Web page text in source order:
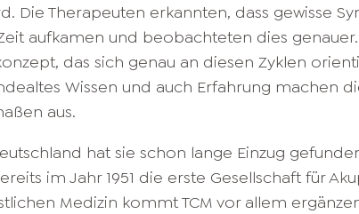
Die Therapeuten erkannten, dass gewisse
aufkamen und beobachteten dies
das sich genau an diesen Zyklen
Wissen und auch Erfahrung machen
aus.
hat sie schon lange Einzug
im Jahr 1951 die erste Gesellschaft für
Medizin kommt TCM vor allem